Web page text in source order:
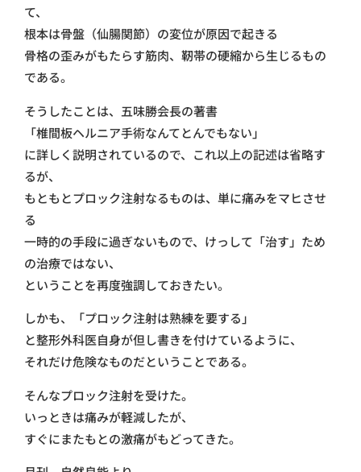
て、
根本は骨盤（仙腸関節）の変位が原因で起きる
骨格の歪みがもたらす筋肉、靭帯の硬縮から生じるもの
である。
そうしたことは、五味勝会長の著書
「椎間板ヘルニア手術なんてとんでもない」
に詳しく説明されているので、これ以上の記述は省略す
るが、
もともとプロック注射なるものは、単に痛みをマヒさせ
る
一時的の手段に過ぎないもので、けっして「治す」ため
の治療ではない、
ということを再度強調しておきたい。
しかも、「プロック注射は熟練を要する」
と整形外科医自身が但し書きを付けているように、
それだけ危険なものだということである。
そんなプロック注射を受けた。
いっときは痛みが軽減したが、
すぐにまたもとの激痛がもどってきた。